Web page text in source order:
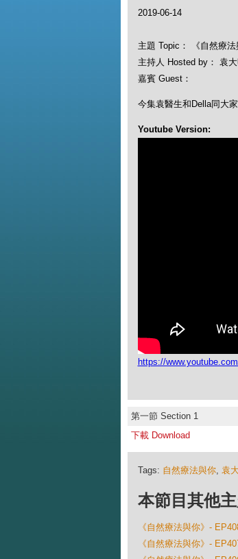
2019-06-14
主題 Topic： 《自然療
主持人 Hosted by： 袁
嘉賓 Guest：
今集袁醫生和Della同大
Youtube Version:
https://
第一節 Section 1
下載 Download
Tags: 自然療法與你, 袁
本節目其他
《自然療法與你》-
《自然療法與你》-